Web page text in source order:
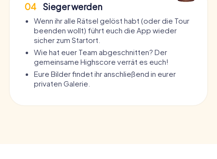
04 Sieger werden
Wenn ihr alle Rätsel gelöst habt (oder die Tour
beenden wollt) führt euch die App wieder
sicher zum Startort.
Wie hat euer Team abgeschnitten? Der
gemeinsame Highscore verrät es euch!
Eure Bilder findet ihr anschließend in eurer
privaten Galerie.